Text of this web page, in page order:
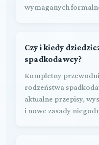
wymaganych
Czy i kiedy
spadkodawcy?
Kompletny
rodzeństwa
aktualne przepisy,
i nowe zasady